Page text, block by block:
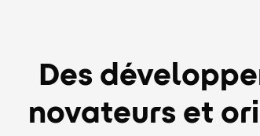
Des
novateurs et